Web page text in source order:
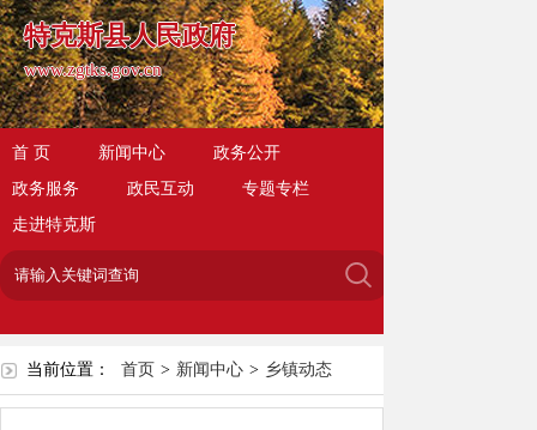
特克斯县人民政府
www.zgtks.gov.cn
首 页 新闻中心
政务公开
政务服务
政民互动
专题专栏
走进特克斯
当前位置： 首页 > 新闻中心 > 乡镇动态